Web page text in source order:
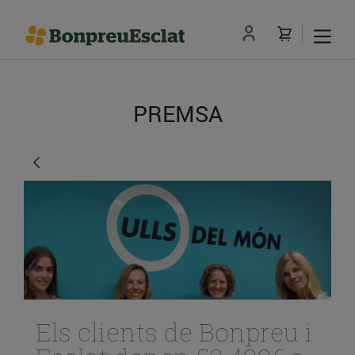
PREMSA
Els clients de Bonpreu i